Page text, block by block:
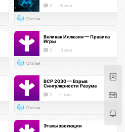
0 ~5 мин.
Статья
Великая Иллюзия — Правила
Игры
0 ~3 мин.
Статья
ВСР 2030 — Взрыв
Сингулярности Разума
0 ~1 мин.
Статья
Этапы эволюции